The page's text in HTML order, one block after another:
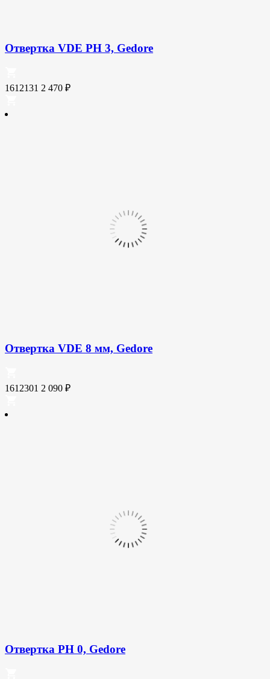
Отвертка VDE PH 3, Gedore
1612131 2 470 ₽
Отвертка VDE 8 мм, Gedore
1612301 2 090 ₽
Отвертка PH 0, Gedore